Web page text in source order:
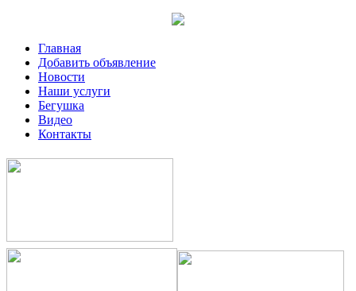
Главная
Добавить объявление
Новости
Наши услуги
Бегушка
Видео
Контакты